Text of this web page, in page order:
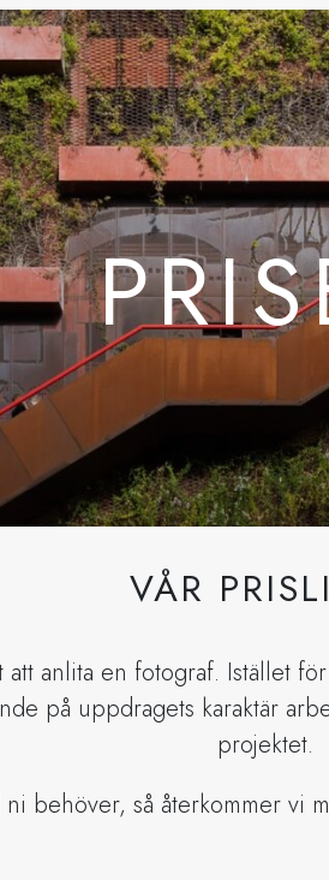
VÅR
anlita en fotograf. Istället
på uppdragets karaktär
projektet.
ni behöver, så återkommer vi